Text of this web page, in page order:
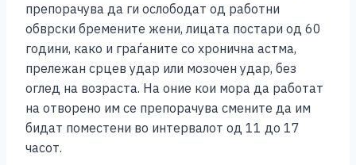
препорачува да ги ослободат од работни
обврски бремените жени, лицата постари од 60
години, како и граѓаните со хронична астма,
прележан срцев удар или мозочен удар, без
оглед на возраста. На оние кои мора да работат
на отворено им се препорачува смените да им
бидат поместени во интервалот од 11 до 17
часот.